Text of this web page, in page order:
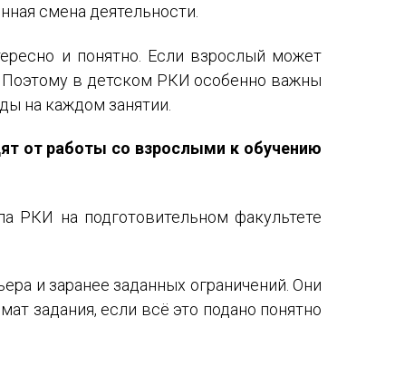
смена деятельности.
и понятно. Если взрослый может
Поэтому в детском РКИ особенно важны
на каждом занятии.
от работы со взрослыми к обучению
РКИ на подготовительном факультете
и заранее заданных ограничений. Они
задания, если всё это подано понятно